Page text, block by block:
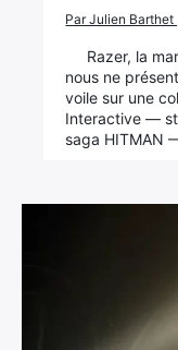
Par Julien Barthet
Razer, la
nous ne
voile sur une
Interactive —
saga HITMAN